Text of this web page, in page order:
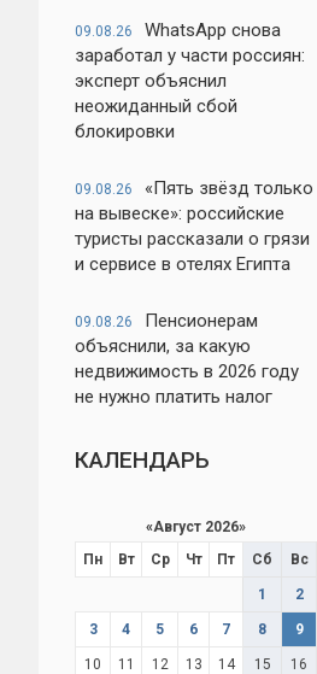
09.08.26
WhatsApp снова
заработал у части россиян:
эксперт объяснил
неожиданный сбой
блокировки
09.08.26
«Пять звёзд только
на вывеске»: российские
туристы рассказали о грязи
и сервисе в отелях Египта
09.08.26
Пенсионерам
объяснили, за какую
недвижимость в 2026 году
не нужно платить налог
КАЛЕНДАРЬ
«Август 2026»
Пн
Вт Ср Чт Пт Сб Вс
1 2
3 4 5 6 7 8 9
10 11 12 13 14 15 16